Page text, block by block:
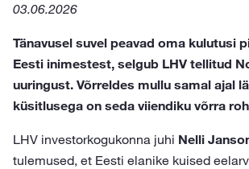
03.06.2026
Tänavusel suvel peavad oma kulutusi
Eesti inimestest, selgub LHV tellitud
uuringust. Võrreldes mullu samal ajal
küsitlusega on seda viiendiku võrra
LHV investorkogukonna juhi Nelli
tulemused, et Eesti elanike kuised